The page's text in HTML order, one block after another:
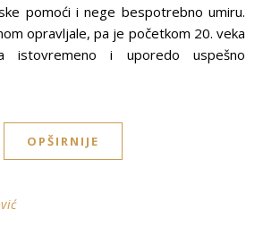
pomoći i nege bespotrebno umiru.
opravljale, pa je početkom 20. veka
istovremeno i uporedo uspešno
OPŠIRNIJE